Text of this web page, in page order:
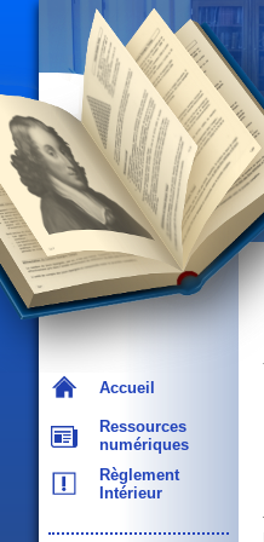
Accueil
Ressources
numériques
Règlement
Intérieur